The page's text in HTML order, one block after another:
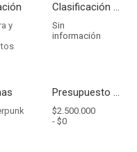
y
Clasificación por edades
Sin
información
Presupuesto - Ingresos
$2.500.000
- $0